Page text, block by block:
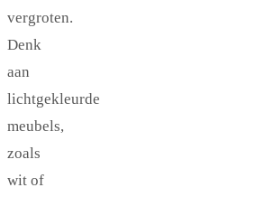
vergroten.
Denk
aan
lichtgekleurde
meubels,
zoals
wit of